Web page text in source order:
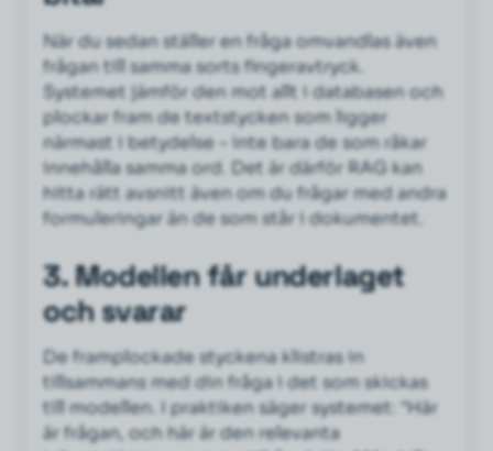
När du sedan ställer en fråga omvandlas även
frågan till samma sorts fingeravtryck.
Systemet jämför den mot allt i databasen och
plockar fram de textstycken som ligger
närmast i betydelse – inte bara de som råkar
innehålla samma ord. Det är därför RAG kan
hitta rätt avsnitt även om du frågar med andra
formuleringar än de som står i dokumentet.
3. Modellen får underlaget
och svarar
De framplockade styckena klistras in
tillsammans med din fråga i det som skickas
till modellen. I praktiken säger systemet: "Här
är frågan, och här är den relevanta